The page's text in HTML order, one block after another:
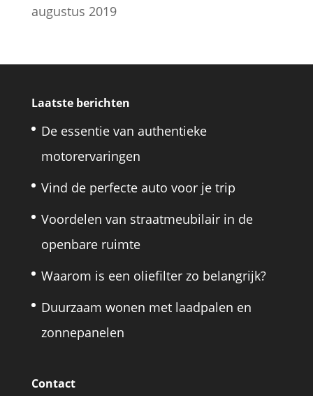
augustus 2019
Laatste berichten
De essentie van authentieke
motorervaringen
Vind de perfecte auto voor je trip
Voordelen van straatmeubilair in de
openbare ruimte
Waarom is een oliefilter zo belangrijk?
Duurzaam wonen met laadpalen en
zonnepanelen
Contact